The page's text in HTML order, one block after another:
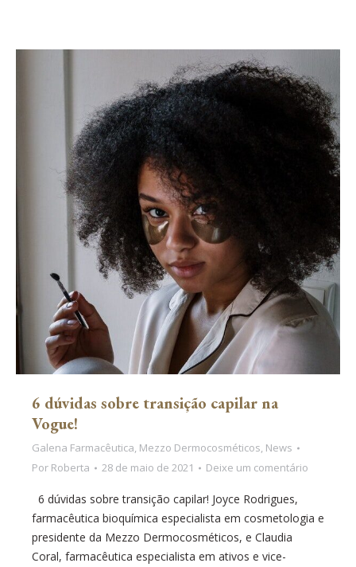
6 dúvidas sobre transição capilar na
Vogue!
Galena Farmacêutica, Mezzo Dermocosméticos, News
Por Roberta 28 de maio de 2021 Deixe um comentário
6 dúvidas sobre transição capilar! Joyce Rodrigues,
farmacêutica bioquímica especialista em cosmetologia e
presidente da Mezzo Dermocosméticos, e Claudia
Coral, farmacêutica especialista em ativos e vice-